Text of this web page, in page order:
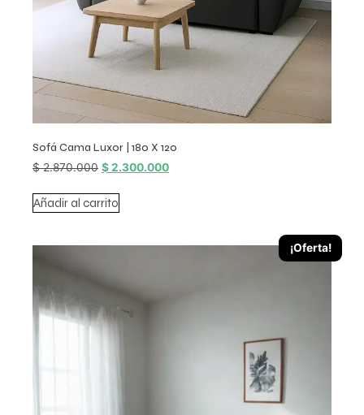
Sofá Cama Luxor | 180 X 120
$2.870.000 $2.300.000
Añadir al carrito
¡Oferta!